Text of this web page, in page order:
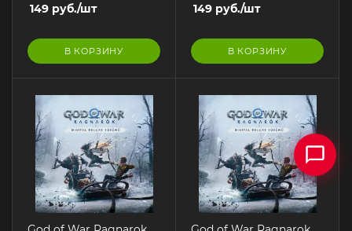
149 руб./шт
В КОРЗИНУ
149 руб./шт
В КОРЗИНУ